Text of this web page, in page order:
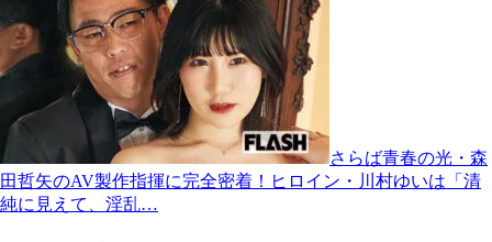
さらば青春の光・森
田哲矢のAV製作指揮に完全密着！ヒロイン・川村ゆいは「清
純に見えて、淫乱…